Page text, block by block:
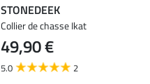
STONEDEEK
Collier de chasse Ikat
49,90 €
5.0 2